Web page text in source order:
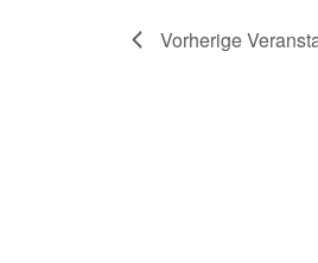
Vorherige